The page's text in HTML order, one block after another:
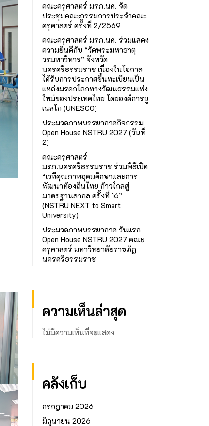
คณะครุศาสตร์ มรภ.นศ. จัด
ประชุมคณะกรรมการประจำคณะ
ครุศาสตร์ ครั้งที่ 2/2569
คณะครุศาสตร์ มรภ.นศ. ร่วมแสดง
ความยินดีกับ “วัดพระมหาธาตุ
วรมหาวิหาร” จังหวัด
นครศรีธรรมราช เนื่องในโอกาส
ได้รับการประกาศขึ้นทะเบียนเป็น
แหล่งมรดกโลกทางวัฒนธรรมแห่ง
ใหม่ของประเทศไทย โดยองค์การยู
เนสโก (UNESCO)
ประมวลภาพบรรยากาศกิจกรรม
Open House NSTRU 2027 (วันที่
2)
คณะครุศาสตร์
มรภ.นครศรีธรรมราช ร่วมพิธีเปิด
“เวทีคุณภาพอุดมศึกษาและการ
พัฒนาท้องถิ่นไทย ก้าวไกลสู่
มาตรฐานสากล ครั้งที่ 16”
(NSTRU NEXT to Smart
University)
ประมวลภาพบรรยากาศ วันแรก
Open House NSTRU 2027 คณะ
ครุศาสตร์ มหาวิทยาลัยราชภัฏ
นครศรีธรรมราช
ความเห็นล่าสุด
ไม่มีความเห็นที่จะแสดง
คลังเก็บ
กรกฎาคม 2026
มิถุนายน 2026